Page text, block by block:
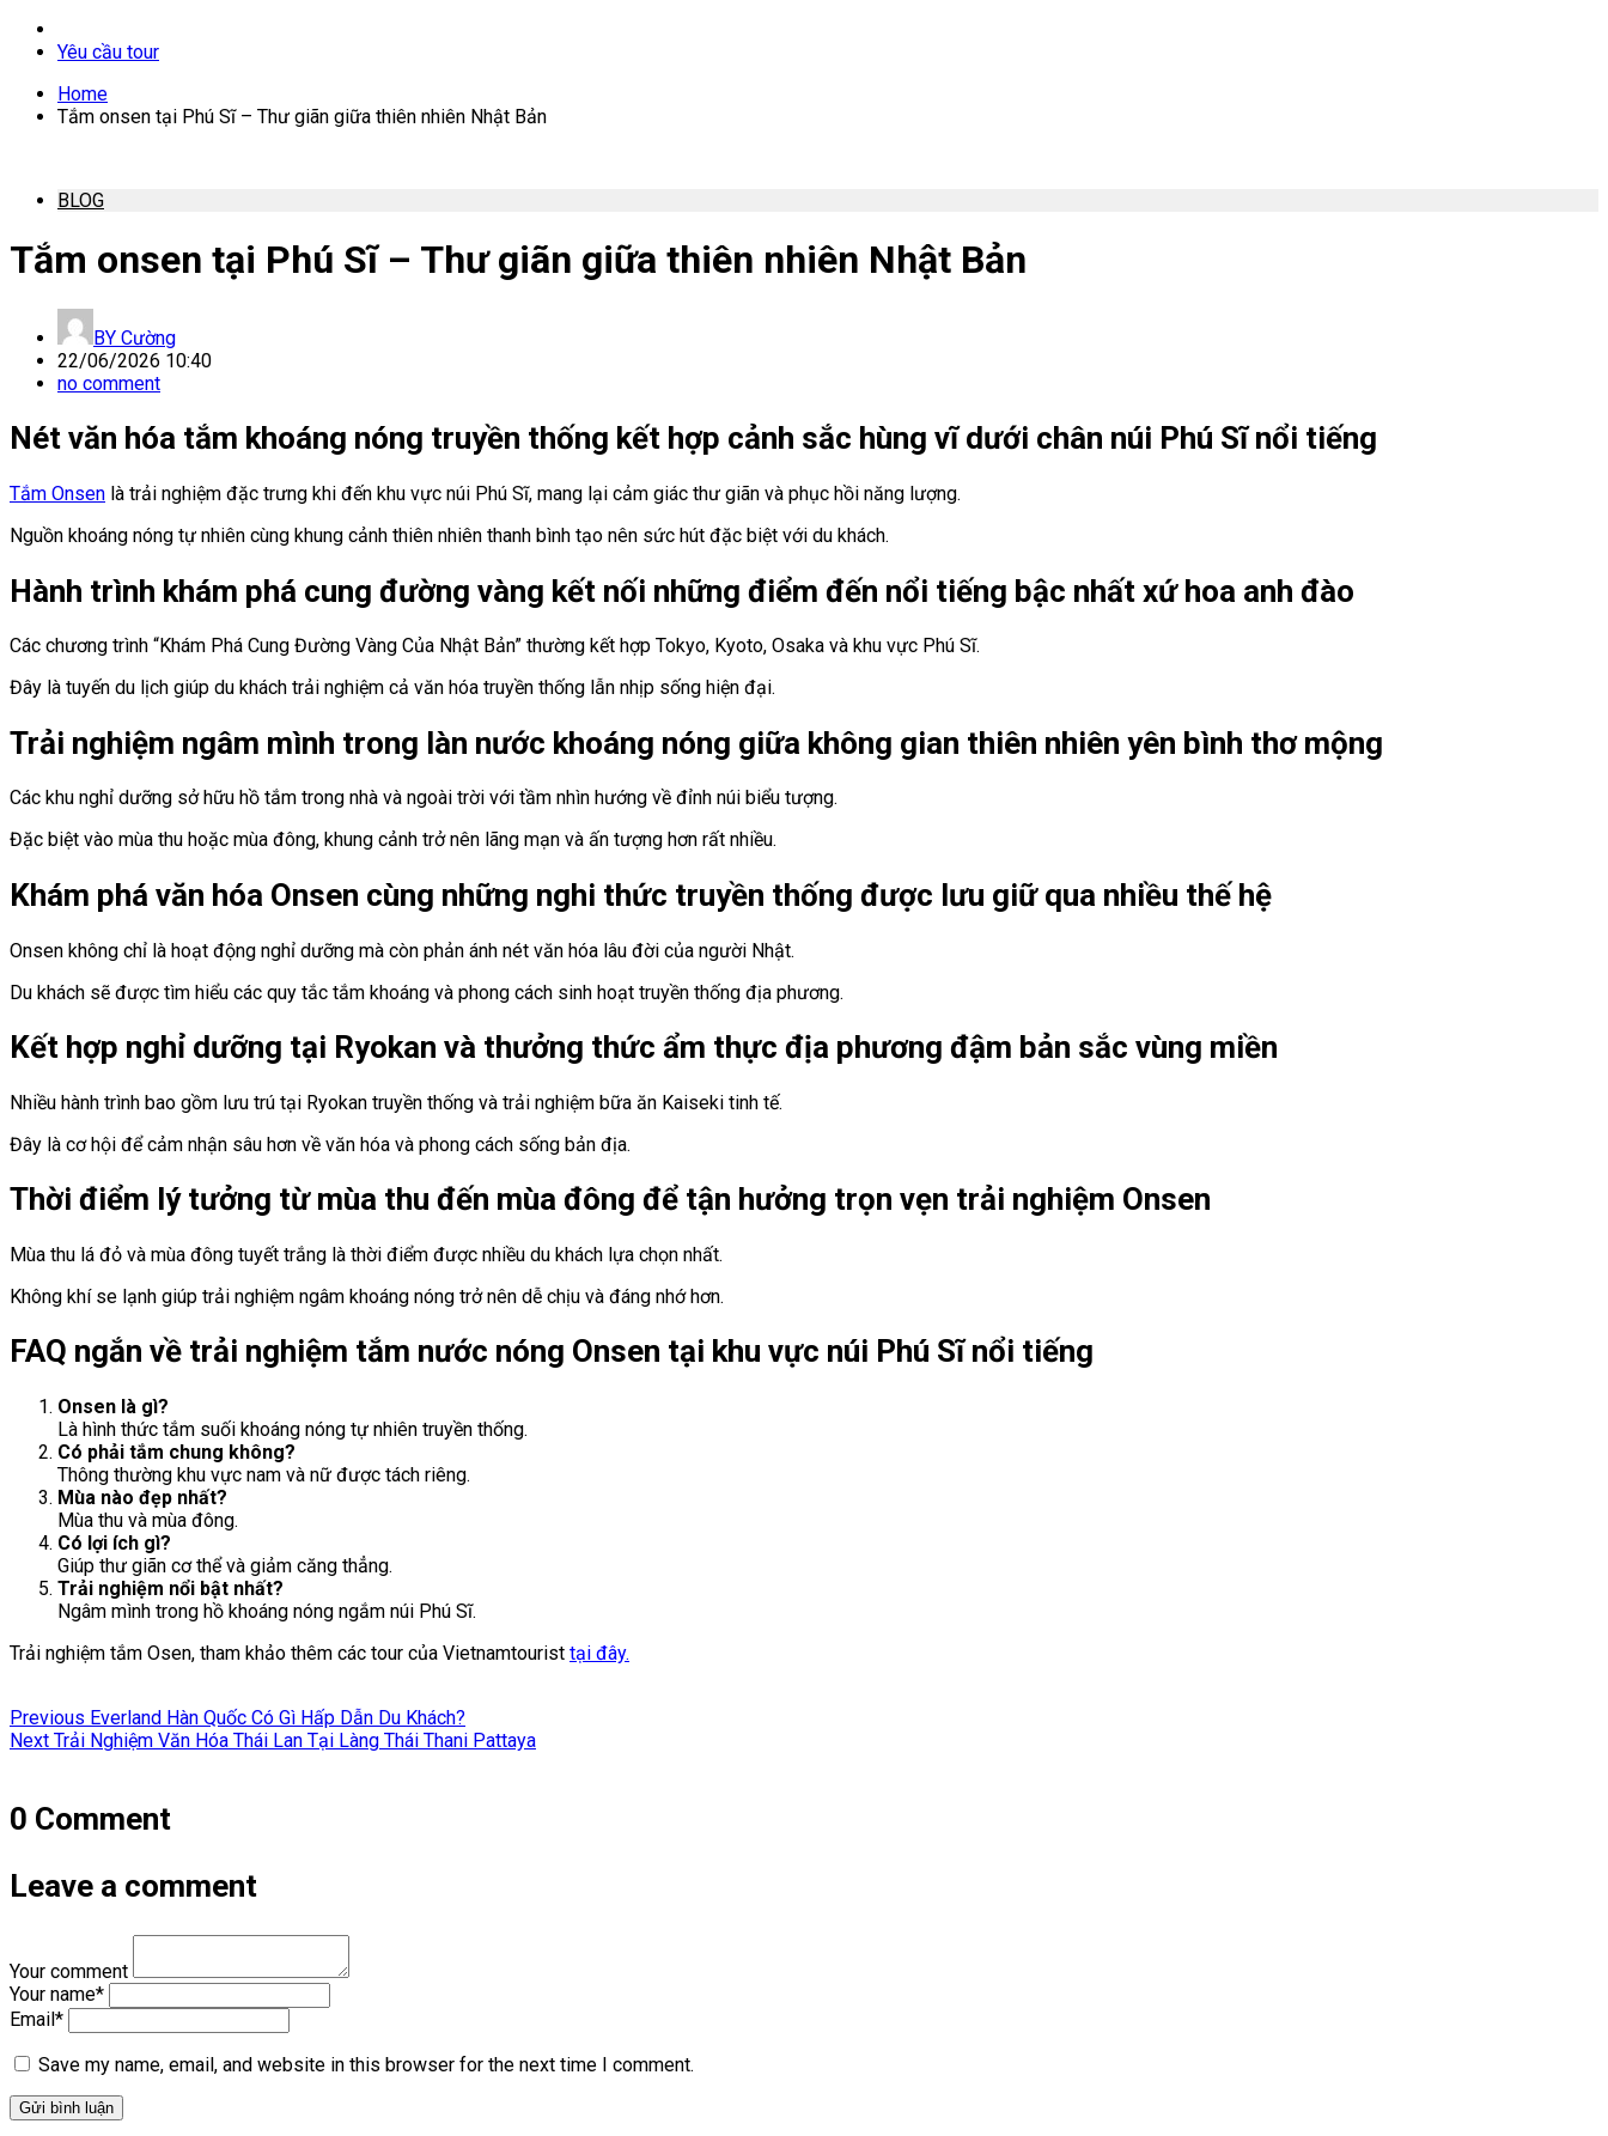
Yêu cầu tour
Home
Tắm onsen tại Phú Sĩ – Thư giãn giữa thiên nhiên Nhật Bản
BLOG
Tắm onsen tại Phú Sĩ – Thư giãn giữa thiên nhiên Nhật Bản
BY Cường
22/06/2026 10:40
no comment
Nét văn hóa tắm khoáng nóng truyền thống kết hợp cảnh sắc hùng vĩ dưới chân núi Phú Sĩ nổi tiếng
Tắm Onsen là trải nghiệm đặc trưng khi đến khu vực núi Phú Sĩ, mang lại cảm giác thư giãn và phục hồi năng lượng.
Nguồn khoáng nóng tự nhiên cùng khung cảnh thiên nhiên thanh bình tạo nên sức hút đặc biệt với du khách.
Hành trình khám phá cung đường vàng kết nối những điểm đến nổi tiếng bậc nhất xứ hoa anh đào
Các chương trình “Khám Phá Cung Đường Vàng Của Nhật Bản” thường kết hợp Tokyo, Kyoto, Osaka và khu vực Phú Sĩ.
Đây là tuyến du lịch giúp du khách trải nghiệm cả văn hóa truyền thống lẫn nhịp sống hiện đại.
Trải nghiệm ngâm mình trong làn nước khoáng nóng giữa không gian thiên nhiên yên bình thơ mộng
Các khu nghỉ dưỡng sở hữu hồ tắm trong nhà và ngoài trời với tầm nhìn hướng về đỉnh núi biểu tượng.
Đặc biệt vào mùa thu hoặc mùa đông, khung cảnh trở nên lãng mạn và ấn tượng hơn rất nhiều.
Khám phá văn hóa Onsen cùng những nghi thức truyền thống được lưu giữ qua nhiều thế hệ
Onsen không chỉ là hoạt động nghỉ dưỡng mà còn phản ánh nét văn hóa lâu đời của người Nhật.
Du khách sẽ được tìm hiểu các quy tắc tắm khoáng và phong cách sinh hoạt truyền thống địa phương.
Kết hợp nghỉ dưỡng tại Ryokan và thưởng thức ẩm thực địa phương đậm bản sắc vùng miền
Nhiều hành trình bao gồm lưu trú tại Ryokan truyền thống và trải nghiệm bữa ăn Kaiseki tinh tế.
Đây là cơ hội để cảm nhận sâu hơn về văn hóa và phong cách sống bản địa.
Thời điểm lý tưởng từ mùa thu đến mùa đông để tận hưởng trọn vẹn trải nghiệm Onsen
Mùa thu lá đỏ và mùa đông tuyết trắng là thời điểm được nhiều du khách lựa chọn nhất.
Không khí se lạnh giúp trải nghiệm ngâm khoáng nóng trở nên dễ chịu và đáng nhớ hơn.
FAQ ngắn về trải nghiệm tắm nước nóng Onsen tại khu vực núi Phú Sĩ nổi tiếng
Onsen là gì?
Là hình thức tắm suối khoáng nóng tự nhiên truyền thống.
Có phải tắm chung không?
Thông thường khu vực nam và nữ được tách riêng.
Mùa nào đẹp nhất?
Mùa thu và mùa đông.
Có lợi ích gì?
Giúp thư giãn cơ thể và giảm căng thẳng.
Trải nghiệm nổi bật nhất?
Ngâm mình trong hồ khoáng nóng ngắm núi Phú Sĩ.
Trải nghiệm tắm Osen, tham khảo thêm các tour của Vietnamtourist tại đây.
hướng
viết
Previous Previous
post:
Everland Hàn Quốc Có Gì Hấp Dẫn Du Khách?
Next Next
Trải Nghiệm Văn Hóa Thái Lan Tại Làng Thái Thani Pattaya
0 Comment
Leave a comment
Your comment
Your name*
Email*
Save my name, email, and website in this browser for the next time I comment.